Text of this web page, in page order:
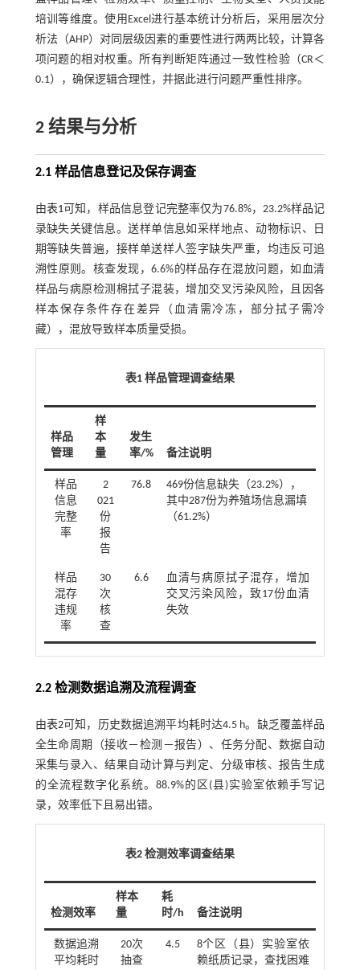
培训等维度。使用Excel进行基本统计分析后，采用层次分
析法（AHP）对同层级因素的重要性进行两两比较，计算各
项问题的相对权重。所有判断矩阵通过一致性检验（CR＜
0.1），确保逻辑合理性，并据此进行问题严重性排序。
2 结果与分析
2.1 样品信息登记及保存调查
由表1可知，样品信息登记完整率仅为76.8%，23.2%样品记
录缺失关键信息。送样单信息如采样地点、动物标识、日
期等缺失普遍，接样单送样人签字缺失严重，均违反可追
溯性原则。核查发现，6.6%的样品存在混放问题，如血清
样品与病原检测棉拭子混装，增加交叉污染风险，且因各
样本保存条件存在差异（血清需冷冻，部分拭子需冷
藏），混放导致样本质量受损。
表1 样品管理调查结果
样品
管理
样
本
量
发生
率/%
备注说明
样品
信息
完整
率
2
021
份
报
告
76.8
469份信息缺失（23.2%），
其中287份为养殖场信息漏填
（61.2%）
样品
混存
违规
率
30
次
核
查
6.6
血清与病原拭子混存，增加
交叉污染风险，致17份血清
失效
2.2 检测数据追溯及流程调查
由表2可知，历史数据追溯平均耗时达4.5 h。缺乏覆盖样品
全生命周期（接收－检测－报告）、任务分配、数据自动
采集与录入、结果自动计算与判定、分级审核、报告生成
的全流程数字化系统。88.9%的区(县)实验室依赖手写记
录，效率低下且易出错。
表2 检测效率调查结果
检测效率
样本
量
耗
时/h
备注说明
数据追溯
平均耗时
20次
抽查
4.5
8个区（县）实验室依
赖纸质记录，查找困难